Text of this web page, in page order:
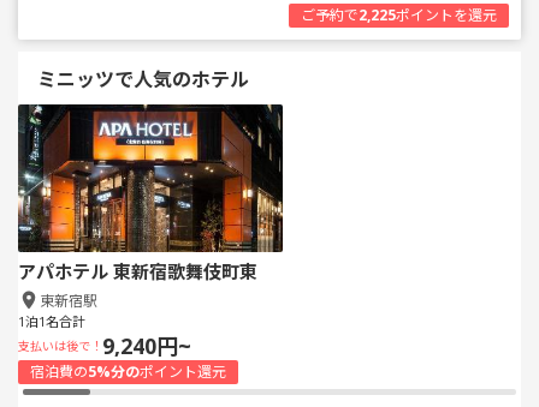
ご予約で2,225ポイントを還元
ミニッツで人気のホテル
アパホテル 東新宿歌舞伎町東
東新宿駅
1泊1名合計
支払いは後で！ 9,240円~
宿泊費の5%分のポイント還元